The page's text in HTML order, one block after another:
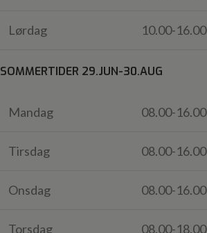
Lørdag 10.00-16.00
SOMMERTIDER 29.JUN-30.AUG
Mandag 08.00-16.00
Tirsdag 08.00-16.00
Onsdag 08.00-16.00
Torsdag 08.00-18.00